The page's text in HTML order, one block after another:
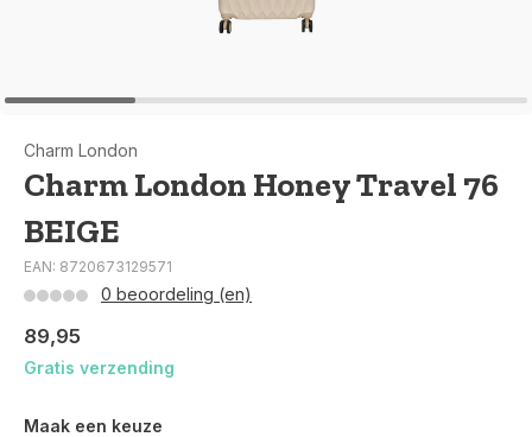
Charm London
Charm London Honey Travel 76
BEIGE
EAN: 8720673129571
0 beoordeling (en)
89,95
Gratis verzending
Maak een keuze